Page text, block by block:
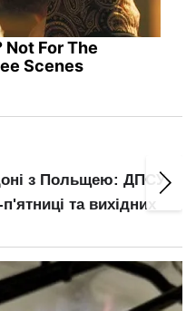
Not For The
Scenes
з Польщею: ДПСУ
та вихідних